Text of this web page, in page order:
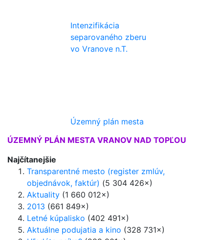
Intenzifikácia
separovaného zberu
vo Vranove n.T.
Územný plán mesta
ÚZEMNÝ PLÁN MESTA VRANOV NAD TOPĽOU
Najčítanejšie
Transparentné mesto (register zmlúv,
objednávok, faktúr) (5 304 426×)
Aktuality (1 660 012×)
2013 (661 849×)
Letné kúpalisko (402 491×)
Aktuálne podujatia a kino (328 731×)